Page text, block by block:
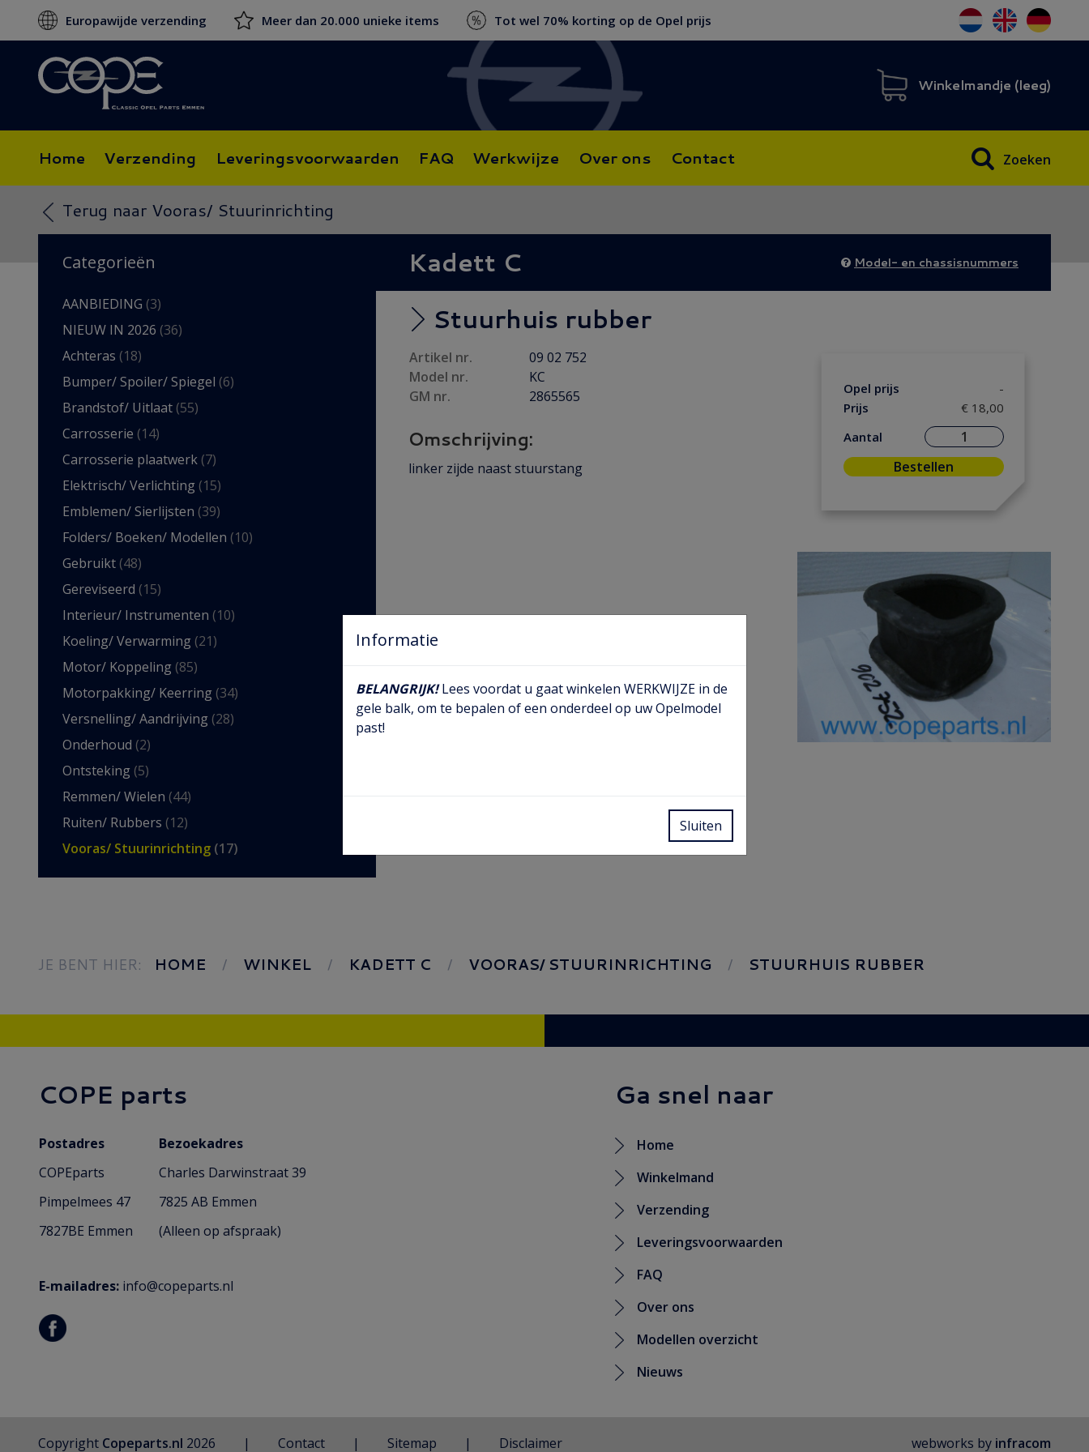
Europawijde verzending Meer dan 20.000 unieke items Tot wel 70% korting op de Opel prijs
Winkelmandje (leeg)
Home Verzending Leveringsvoorwaarden FAQ Werkwijze Over ons Contact Zoeken
Terug naar Vooras/ Stuurinrichting
Categorieën
AANBIEDING (3)
NIEUW IN 2026 (36)
Achteras (18)
Bumper/ Spoiler/ Spiegel (6)
Brandstof/ Uitlaat (55)
Carrosserie (14)
Carrosserie plaatwerk (7)
Elektrisch/ Verlichting (15)
Emblemen/ Sierlijsten (39)
Folders/ Boeken/ Modellen (10)
Gebruikt (48)
Gereviseerd (15)
Interieur/ Instrumenten (10)
Koeling/ Verwarming (21)
Motor/ Koppeling (85)
Motorpakking/ Keerring (34)
Versnelling/ Aandrijving (28)
Onderhoud (2)
Ontsteking (5)
Remmen/ Wielen (44)
Ruiten/ Rubbers (12)
Vooras/ Stuurinrichting (17)
Kadett C Model- en chassisnummers
Stuurhuis rubber
Artikel nr.
09 02 752
Model nr.
KC
GM nr.
2865565
Omschrijving:
linker zijde naast stuurstang
Opel prijs
-
Prijs
€ 18,00
Aantal
Bestellen
JE BENT HIER: HOME WINKEL KADETT C VOORAS/ STUURINRICHTING STUURHUIS RUBBER
COPE parts
Postadres
Bezoekadres
COPEparts
Charles Darwinstraat 39
Pimpelmees 47
7825 AB Emmen
7827BE Emmen
(Alleen op afspraak)
E-mailadres: info@copeparts.nl
Ga snel naar
Home
Winkelmand
Verzending
Leveringsvoorwaarden
FAQ
Over ons
Modellen overzicht
Nieuws
Copyright Copeparts.nl 2026 Contact Sitemap Disclaimer webworks by infracom
Informatie
BELANGRIJK!Lees voordat u gaat winkelen WERKWIJZE in de
gele balk, om te bepalen of een onderdeel op uw Opelmodel
past!
Sluiten